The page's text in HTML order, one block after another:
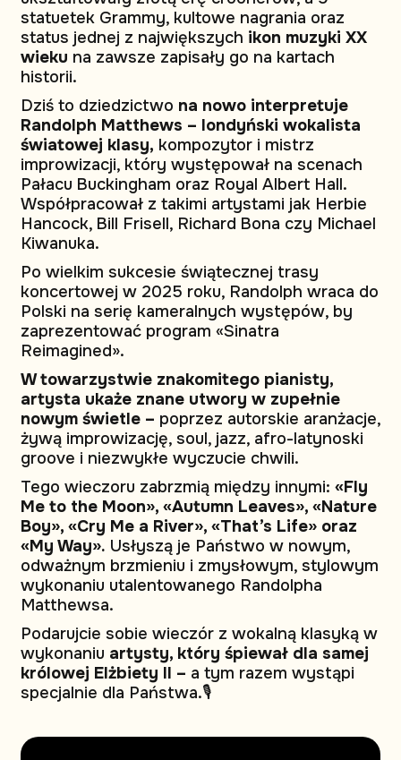
statuetek Grammy, kultowe nagrania oraz
status jednej z największych ikon muzyki XX
wieku na zawsze zapisały go na kartach
historii.
Dziś to dziedzictwo na nowo interpretuje
Randolph Matthews – londyński wokalista
światowej klasy, kompozytor i mistrz
improwizacji, który występował na scenach
Pałacu Buckingham oraz Royal Albert Hall.
Współpracował z takimi artystami jak Herbie
Hancock, Bill Frisell, Richard Bona czy Michael
Kiwanuka.
Po wielkim sukcesie świątecznej trasy
koncertowej w 2025 roku, Randolph wraca do
Polski na serię kameralnych występów, by
zaprezentować program «Sinatra
Reimagined».
W towarzystwie znakomitego pianisty,
artysta ukaże znane utwory w zupełnie
nowym świetle – poprzez autorskie aranżacje,
żywą improwizację, soul, jazz, afro-latynoski
groove i niezwykłe wyczucie chwili.
Tego wieczoru zabrzmią między innymi: «Fly
Me to the Moon», «Autumn Leaves», «Nature
Boy», «Cry Me a River», «That’s Life» oraz
«My Way». Usłyszą je Państwo w nowym,
odważnym brzmieniu i zmysłowym, stylowym
wykonaniu utalentowanego Randolpha
Matthewsa.
Podarujcie sobie wieczór z wokalną klasyką w
wykonaniu artysty, który śpiewał dla samej
królowej Elżbiety II – a tym razem wystąpi
specjalnie dla Państwa.🎙